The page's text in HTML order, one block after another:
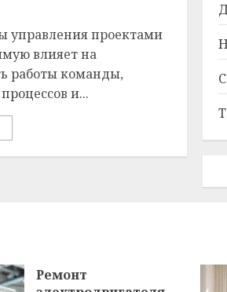
управления проектами
влияет на
работы команды,
и...
Ремонт